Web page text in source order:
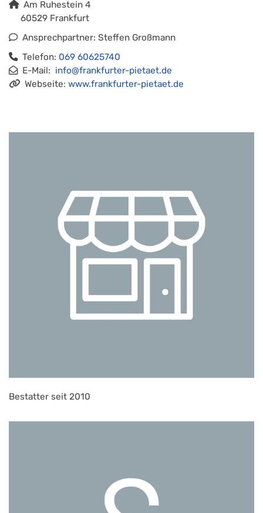
Am Ruhestein 4
60529 Frankfurt
Ansprechpartner: Steffen Großmann
Telefon: 069 60625740
E-Mail: info@frankfurter-pietaet.de​​​​​​​
Webseite: www.frankfurter-pietaet.de
Bestatter seit 2010